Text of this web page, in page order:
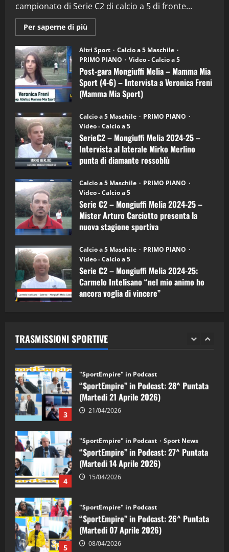
campionato di Serie C2 di calcio a 5 di fronte...
Per saperne di più
informazioni
Post-
gara
Mongiuffi
Melia
–
Mamma
Mia
Sport
6)
–
Intervista
a
mister
Arturo
Carciotto
(Mongiuffi
Altri Sport
Calcio a 5 Maschile
PRIMO PIANO
Video - Calcio a 5
Post-gara Mongiuffi Melia – Mamma Mia
Sport (4-6) – Intervista a Veronica Freni
(Mamma Mia Sport)
Calcio a 5 Maschile
PRIMO PIANO
Video - Calcio a 5
SerieC2 – Mongiuffi Melia 2024-25 –
Intervista al laterale Mirko Merlino
punta di diamante rossoblù
Calcio a 5 Maschile
PRIMO PIANO
Video - Calcio a 5
Serie C2 – Mongiuffi Melia 2024-25 –
Mister Arturo Carciotto presenta la
nuova stagione sportiva
Calcio a 5 Maschile
PRIMO PIANO
Video - Calcio a 5
Serie C2 – Mongiuffi Melia 2024-25:
Carmelo Intelisano “nel mio animo ho
ancora voglia di vincere”
TRASMISSIONI SPORTIVE
2 28/04/2026
3
"SportEmpire" in Podcast
“SportEmpire” in Podcast: 28^ Puntata
(Martedi 21 Aprile 2026)
21/04/2026
4
“SportEmpire” in Podcast: 27^ Puntata
(Martedi 14 Aprile 2026)
15/04/2026
5
“SportEmpire” in Podcast: 26^ Puntata
(Martedi 07 Aprile 2026)
08/04/2026
1
“SportEmpire” in Podcast: 30^ Puntata
(Martedi 05 Maggio 2026)
08/05/2026
2 28/04/2026
3
“SportEmpire” in Podcast: 28^ Puntata
(Martedi 21 Aprile 2026)
4
“SportEmpire” in Podcast: 27^ Puntata
(Martedi 14 Aprile 2026)
5
“SportEmpire” in Podcast: 26^ Puntata
(Martedi 07 Aprile 2026)